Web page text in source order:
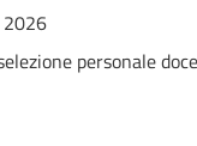
2026
personale